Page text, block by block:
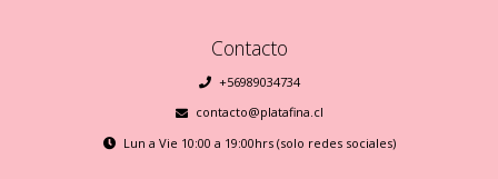
Contacto
+56989034734
contacto@platafina.cl
Lun a Vie 10:00 a 19:00hrs (solo redes sociales)